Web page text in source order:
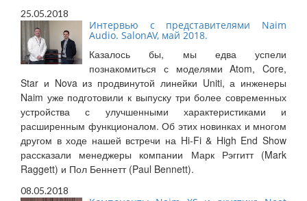
25.05.2018
Интервью с представителями Naim
Audio. SalonAV, май 2018.
Казалось бы, мы едва успели
познакомиться с моделями Atom, Core,
Star и Nova из продвинутой линейки Uniti, а инженеры
Naim уже подготовили к выпуску три более современных
устройства с улучшенными характеристиками и
расширенным функционалом. Об этих новинках и многом
другом в ходе нашей встречи на Hi-Fi & High End Show
рассказали менеджеры компании Марк Рэггитт (Mark
Raggett) и Пол Беннетт (Paul Bennett).
08.05.2018